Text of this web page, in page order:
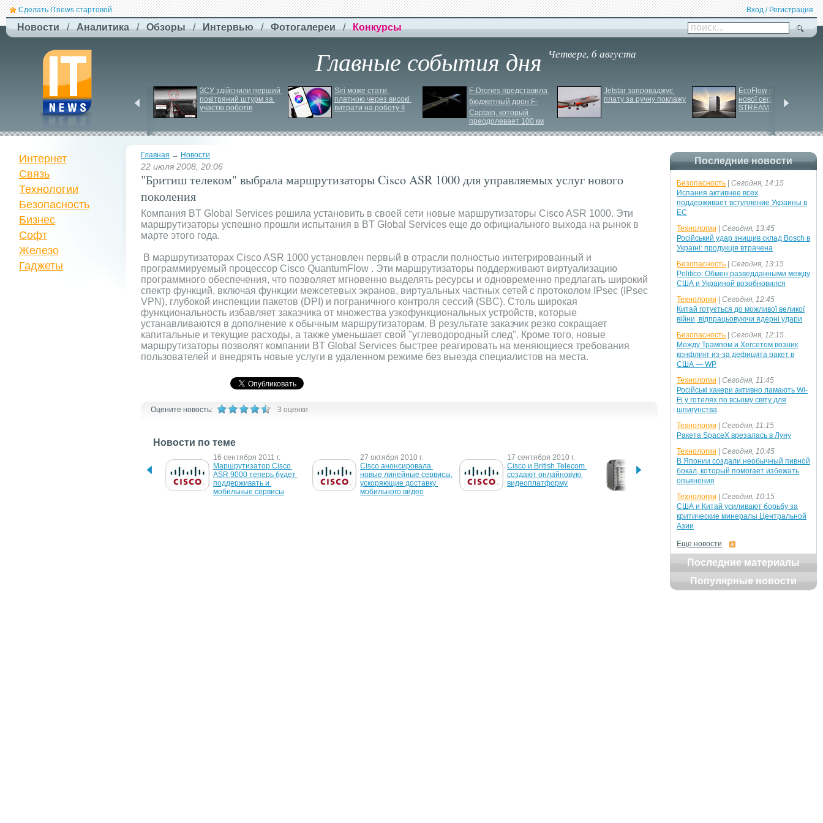
Сделать ITnews стартовой Вход / Регистрация
Новости / Аналитика / Обзоры / Интервью / Фотогалереи / Конкурсы поиск...
Главные события дня Четверг, 6 августа
серію міських квестів
маршрутами трамваїв
ЗСУ здійснили перший
повітряний штурм за
участю роботів
Siri може стати
платною через високі
витрати на роботу ІІ
F-Drones представила
бюджетный дрон F-
Сaptain, который
преодолевает 100 км
Jetstar запроваджує
плату за ручну поклажу
EcoFlow готує анонс
нової серії станцій -
STREAM 5000
Главная → Новости
22 июля 2008, 20:06
"Бритиш телеком" выбрала маршрутизаторы Cisco ASR 1000 для управляемых услуг нового
поколения
Компания BT Global Services решила установить в своей сети новые маршрутизаторы Cisco ASR 1000. Эти
маршрутизаторы успешно прошли испытания в BT Global Services еще до официального выхода на рынок в
марте этого года.
В маршрутизаторах Cisco ASR 1000 установлен первый в отрасли полностью интегрированный и
программируемый процессор Cisco QuantumFlow . Эти маршрутизаторы поддерживают виртуализацию
программного обеспечения, что позволяет мгновенно выделять ресурсы и одновременно предлагать широкий
спектр функций, включая функции межсетевых экранов, виртуальных частных сетей с протоколом IPsec (IPsec
VPN), глубокой инспекции пакетов (DPI) и пограничного контроля сессий (SBC). Столь широкая
функциональность избавляет заказчика от множества узкофункциональных устройств, которые
устанавливаются в дополнение к обычным маршрутизаторам. В результате заказчик резко сокращает
капитальные и текущие расходы, а также уменьшает свой "углеводородный след". Кроме того, новые
маршрутизаторы позволят компании BT Global Services быстрее реагировать на меняющиеся требования
пользователей и внедрять новые услуги в удаленном режиме без выезда специалистов на места.
Оцените новость: 3 оценки
Новости по теме
16 сентября 2011 г.
Маршрутизатор Cisco
ASR 9000 теперь будет
поддерживать и
мобильные сервисы
27 октября 2010 г.
Cisco анонсировала
новые линейные сервисы,
ускоряющие доставку
мобильного видео
17 сентября 2010 г.
Cisco и British Telecom
создают онлайновую
видеоплатформу
28 августа 2009 г.
Cisco удвоила плотность
ASR 9000
25
Cisco
Интернет
Связь
Технологии
Безопасность
Бизнес
Софт
Железо
Гаджеты
Последние новости
Безопасность
Сегодня, 14:15
Испания активнее всех
поддерживает вступление Украины в
ЕС
Технологии
Сегодня, 13:45
Російський удар знищив склад Bosch в
Україні: продукція втрачена
Безопасность
Сегодня, 13:15
Politico: Обмен разведданными между
США и Украиной возобновился
Технологии
Сегодня, 12:45
Китай готується до можливої великої
війни, відпрацьовуючи ядерні удари
Безопасность
Сегодня, 12:15
Между Трампом и Хегсетом возник
конфликт из-за дефицита ракет в
США — WP
Технологии
Сегодня, 11:45
Російські хакери активно ламають Wi-
Fi у готелях по всьому світу для
шпигунства
Технологии
Сегодня, 11:15
Ракета SpaceX врезалась в Луну
Технологии
Сегодня, 10:45
В Японии создали необычный пивной
бокал, который помогает избежать
опьянения
Технологии
Сегодня, 10:15
США и Китай усиливают борьбу за
критические минералы Центральной
Азии
Еще новости
Последние материалы
Популярные новости